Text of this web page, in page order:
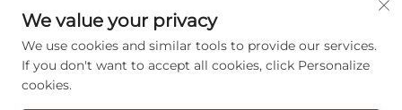
Bản quyền © 2025 Công ty TNHH Thủ công Phong Khoa Ôn Châu.
Bảo lưu mọi quyền. Chính sách bảo mật
We value your privacy
We use cookies and similar tools to provide our services.
If you don't want to accept all cookies, click Personalize
cookies.